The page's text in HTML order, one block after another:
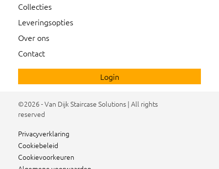
Collecties
Leveringsopties
Over ons
Contact
Login
©2026 - Van Dijk Staircase Solutions | All rights
reserved
Privacyverklaring
Cookiebeleid
Cookievoorkeuren